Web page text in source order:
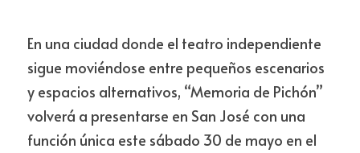
En una ciudad donde el teatro independiente
sigue moviéndose entre pequeños escenarios
y espacios alternativos, “Memoria de Pichón”
volverá a presentarse en San José con una
función única este sábado 30 de mayo en el